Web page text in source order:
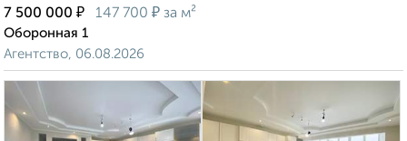
7 500 000 ₽ 147 700 ₽ за м²
Оборонная 1
Агентство, 06.08.2026